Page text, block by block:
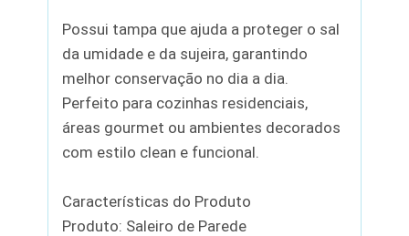
Possui tampa que ajuda a proteger o sal
da umidade e da sujeira, garantindo
melhor conservação no dia a dia.
Perfeito para cozinhas residenciais,
áreas gourmet ou ambientes decorados
com estilo clean e funcional.
Características do Produto
Produto: Saleiro de Parede